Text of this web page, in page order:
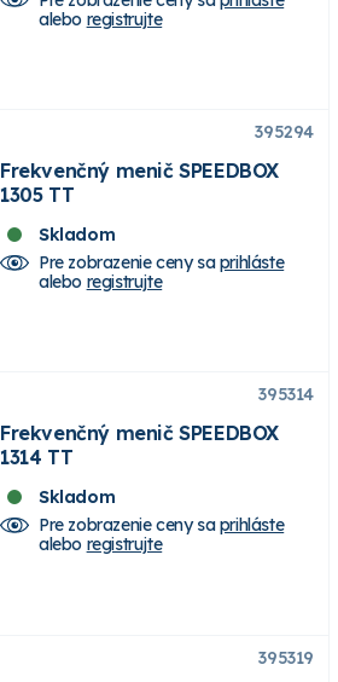
alebo registrujte
395294
Frekvenčný menič SPEEDBOX
1305 TT
Skladom
Pre zobrazenie ceny saprihláste
alebo registrujte
395314
Frekvenčný menič SPEEDBOX
1314 TT
Skladom
Pre zobrazenie ceny saprihláste
alebo registrujte
395319